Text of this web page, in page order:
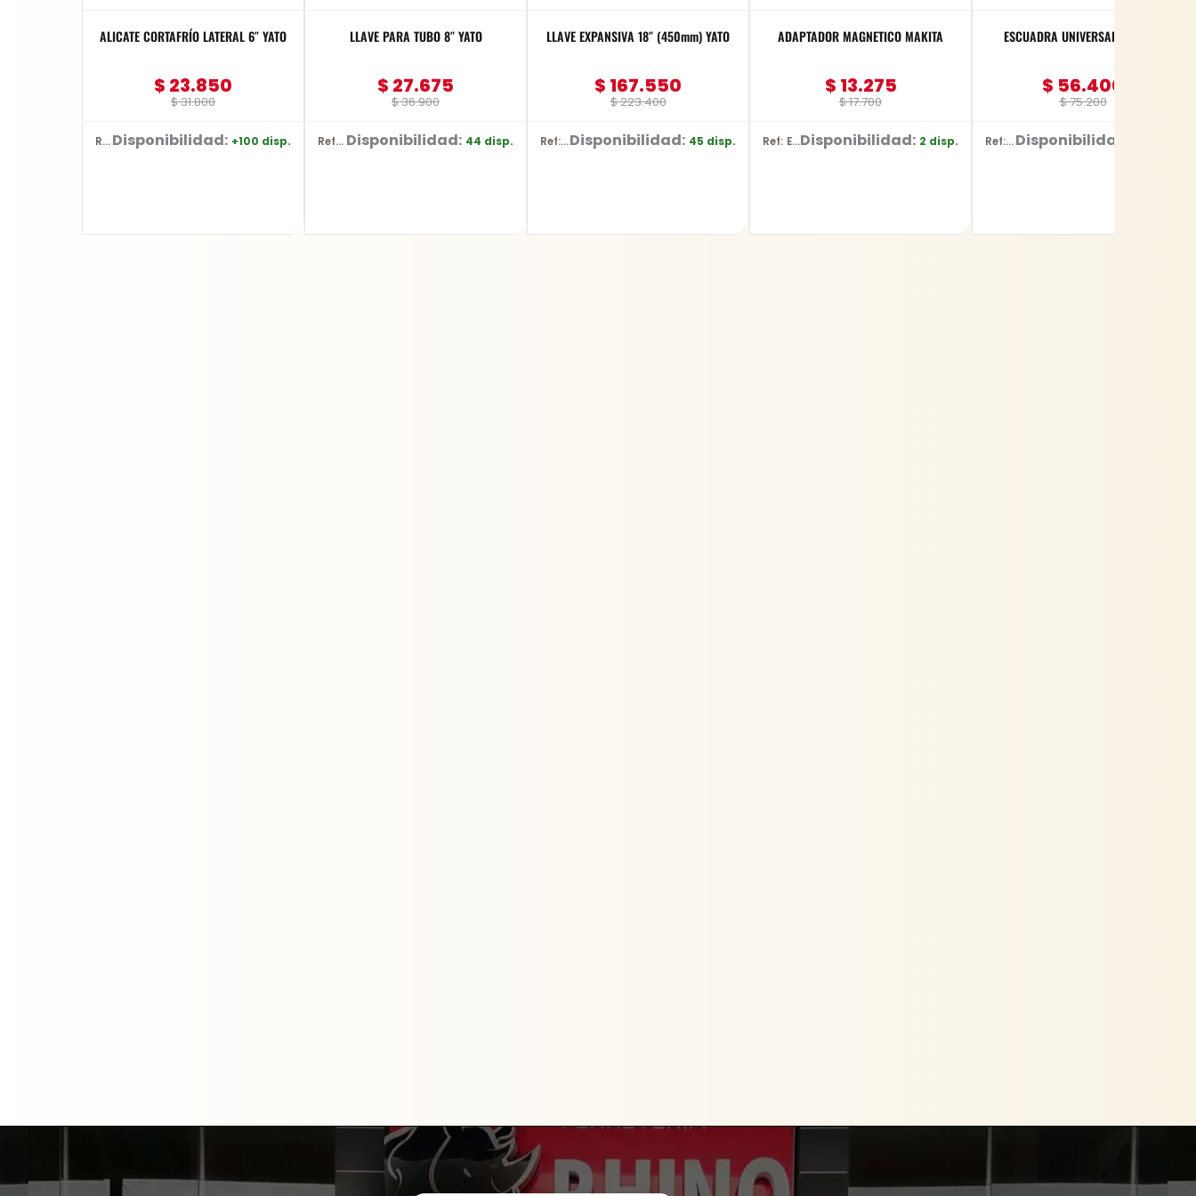
ALICATE CORTAFRÍO LATERAL 6″ YATO
$31.800
$ 23.850
Ref: YT-2036Disponibilidad: +100 disp.
LLAVE PARA TUBO 8″ YATO
$36.900
$ 27.675
Ref: YT-2487 Disponibilidad: 44 disp.
LLAVE EXPANSIVA 18″ (450mm) YATO
$223.400
$ 167.550
Ref: YT-2177Disponibilidad: 45 disp.
ADAPTADOR MAGNETICO MAKITA
$17.700
$ 13.275
Ref: E-03442Disponibilidad: 2 disp.
ESCUADRA UNIVERSAL 12″ YATO
$75.200
$ 56.400
Ref: YT-70772Disponibilidad: